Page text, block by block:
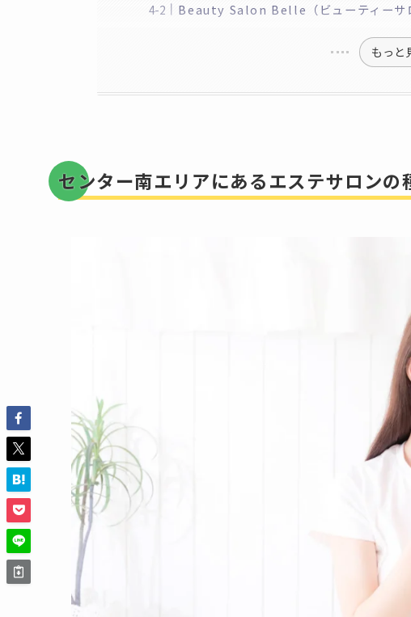
Beauty Salon Belle（ビューティーサ
もっと
センター南エリアにあるエステサロンの